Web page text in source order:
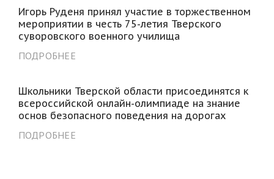
Игорь Руденя принял участие в торжественном
мероприятии в честь 75-летия Тверского
суворовского военного училища
ПОДРОБНЕЕ
Школьники Тверской области присоединятся к
всероссийской онлайн-олимпиаде на знание
основ безопасного поведения на дорогах
ПОДРОБНЕЕ